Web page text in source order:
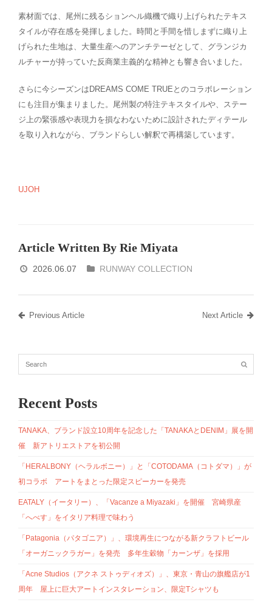
素材面では、尾州に残るションヘル織機で織り上げられたテキス
タイルが存在感を発揮しました。時間と手間を惜しまずに織り上
げられた生地は、大量生産へのアンチテーゼとして、グランジカ
ルチャーが持っていた反商業主義的な精神とも響き合いました。
さらに今シーズンはDREAMS COME TRUEとのコラボレーション
にも注目が集まりました。尾州製の特注テキスタイルや、ステー
ジ上の緊張感や表現力を損なわないために設計されたディテール
を取り入れながら、ブランドらしい解釈で再構築しています。
UJOH
Article Written By Rie Miyata
2026.06.07 RUNWAY COLLECTION
Previous Article Next Article
Recent Posts
TANAKA、ブランド設立10周年を記念した「TANAKAとDENIM」展を開
催 新アトリエストアを初公開
「HERALBONY（ヘラルボニー）」と「COTODAMA（コトダマ）」が
初コラボ アートをまとった限定スピーカーを発売
EATALY（イータリー）、「Vacanze a Miyazaki」を開催 宮崎県産
「へべす」をイタリア料理で味わう
「Patagonia（パタゴニア）」、環境再生につながる新クラフトビール
「オーガニックラガー」を発売 多年生穀物「カーンザ」を採用
「Acne Studios（アクネ ストゥディオズ）」、東京・青山の旗艦店が1
周年 屋上に巨大アートインスタレーション、限定Tシャツも